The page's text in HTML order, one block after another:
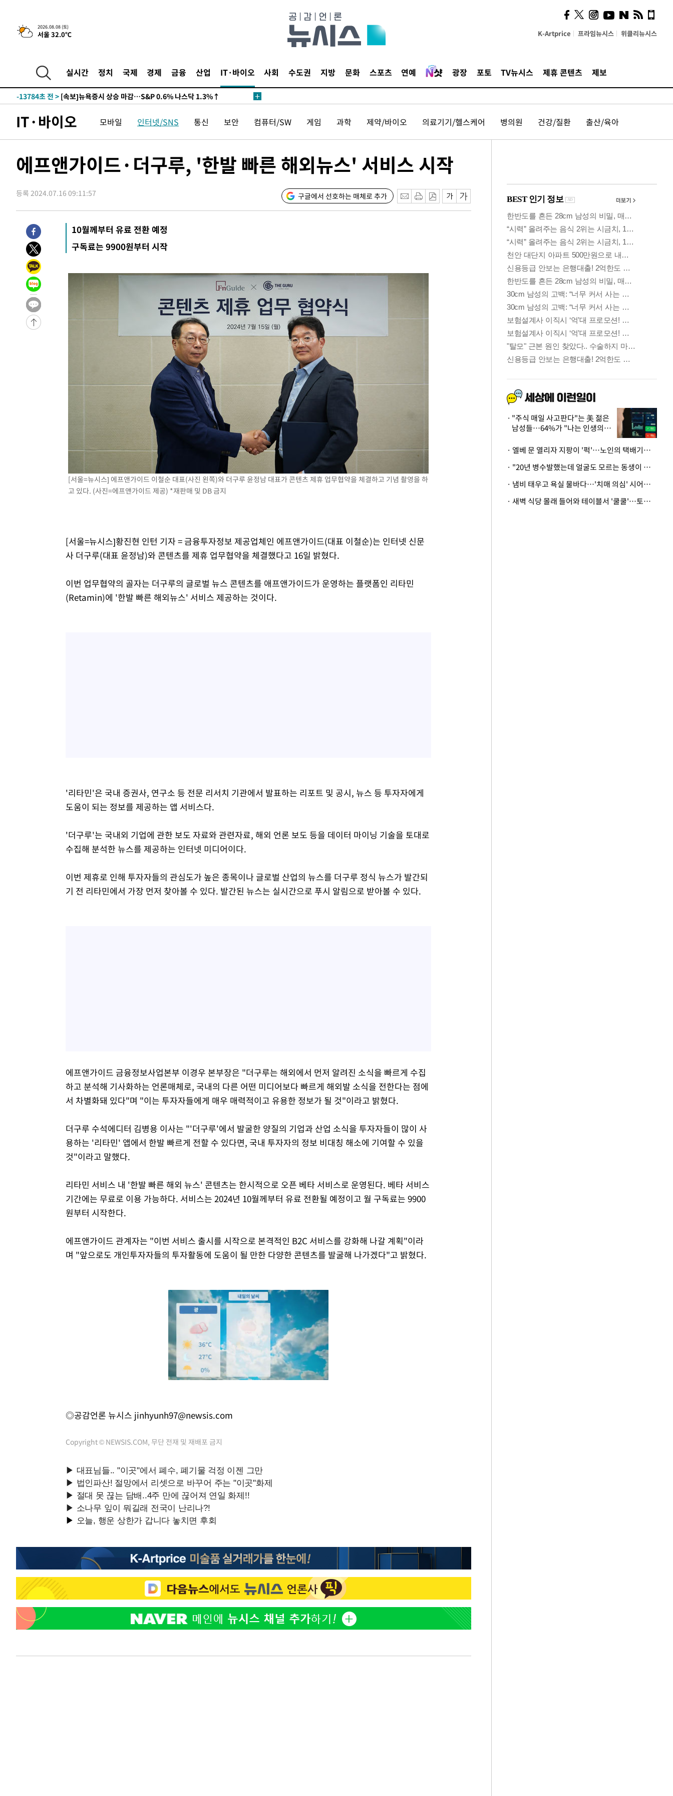
2026.08.08 (토)
서울 32.0℃ K-Artprice 프라임뉴시스 위클리뉴시스
실시간 정치 국제 경제 금융 산업 IT·바이오 사회 수도권 지방 문화 스포츠 연예 광장 포토 TV뉴시스 제휴 콘텐츠 제보
-32037초 전 >
[속보]'압수수색·성접대 논란' 축구협회 "실망과 걱정 안겨드려 죄
-20658초 전 >
-13784초 전 > [속보]뉴욕증시 상승 마감…S&P 0.6% 나스닥 1.3%↑
-20678초 전 > '최고 37도' 폭염 지속…강원동해안 최대 150㎜ 비
-13804초 전 >[속보]뉴욕증시 상승 마감…S&P 0.6% 나스닥 1.3%↑
IT·바이오 모바일 인터넷/SNS 통신 보안 컴퓨터/SW 게임 과학 제약/바이오 의료기기/헬스케어 병의원 건강/질환 출산/육아
에프앤가이드·더구루, '한발 빠른 해외뉴스' 서비스 시작
등록 2024.07.16 09:11:57 구글에서 선호하는 매체로 추가
10월께부터 유료 전환 예정
구독료는 9900원부터 시작
[서울=뉴시스] 에프앤가이드 이철순 대표(사진 왼쪽)와 더구루 윤정남 대표가 콘텐츠 제휴 업무협약을 체결하고 기념 촬영을 하
고 있다. (사진=에프앤가이드 제공) *재판매 및 DB 금지
[서울=뉴시스]황진현 인턴 기자 = 금융투자정보 제공업체인 에프앤가이드(대표 이철순)는 인터넷 신문
사 더구루(대표 윤정남)와 콘텐츠를 제휴 업무협약을 체결했다고 16일 밝혔다.
이번 업무협약의 골자는 더구루의 글로벌 뉴스 콘텐츠를 애프앤가이드가 운영하는 플랫폼인 리타민
(Retamin)에 '한발 빠른 해외뉴스' 서비스 제공하는 것이다.
'리타민'은 국내 증권사, 연구소 등 전문 리서치 기관에서 발표하는 리포트 및 공시, 뉴스 등 투자자에게
도움이 되는 정보를 제공하는 앱 서비스다.
'더구루'는 국내외 기업에 관한 보도 자료와 관련자료, 해외 언론 보도 등을 데이터 마이닝 기술을 토대로
수집해 분석한 뉴스를 제공하는 인터넷 미디어이다.
이번 제휴로 인해 투자자들의 관심도가 높은 종목이나 글로벌 산업의 뉴스를 더구루 정식 뉴스가 발간되
기 전 리타민에서 가장 먼저 찾아볼 수 있다. 발간된 뉴스는 실시간으로 푸시 알림으로 받아볼 수 있다.
에프앤가이드 금융정보사업본부 이경우 본부장은 "더구루는 해외에서 먼저 알려진 소식을 빠르게 수집
하고 분석해 기사화하는 언론매체로, 국내의 다른 어떤 미디어보다 빠르게 해외발 소식을 전한다는 점에
서 차별화돼 있다"며 "이는 투자자들에게 매우 매력적이고 유용한 정보가 될 것"이라고 밝혔다.
더구루 수석에디터 김병용 이사는 "'더구루'에서 발굴한 양질의 기업과 산업 소식을 투자자들이 많이 사
용하는 '리타민' 앱에서 한발 빠르게 전할 수 있다면, 국내 투자자의 정보 비대칭 해소에 기여할 수 있을
것"이라고 말했다.
리타민 서비스 내 '한발 빠른 해외 뉴스' 콘텐츠는 한시적으로 오픈 베타 서비스로 운영된다. 베타 서비스
기간에는 무료로 이용 가능하다. 서비스는 2024년 10월께부터 유료 전환될 예정이고 월 구독료는 9900
원부터 시작한다.
에프앤가이드 관계자는 "이번 서비스 출시를 시작으로 본격적인 B2C 서비스를 강화해 나갈 계획"이라
며 "앞으로도 개인투자자들의 투자활동에 도움이 될 만한 다양한 콘텐츠를 발굴해 나가겠다"고 밝혔다.
◎공감언론 뉴시스 jinhyunh97@newsis.com
Copyright © NEWSIS.COM, 무단 전재 및 재배포 금지
시, 스마트폰 액세서리에
NFC 더했다
"주식 매일 사고판다"는 美 젊은
남성들…64%가 "나는 인생의
· 엘베 문 열리자 지팡이 '퍽'…노인의 택배기사 폭행 이유
· "20년 병수발했는데 얼굴도 모르는 동생이 유산 절반을"…배다른 형제 상속권 있을까
· 냄비 태우고 욕실 물바다…'치매 의심' 시어머니 검사 권유했다가 '날벼락'
· 새벽 식당 몰래 들어와 테이블서 '쿨쿨'…토사물 남기고 사라진 남성